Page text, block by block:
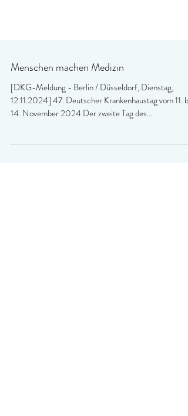
Menschen machen Medizin
[DKG-Meldung - Berlin / Düsseldorf, Dienstag,
14. November 2024 Der zweite Tag des...